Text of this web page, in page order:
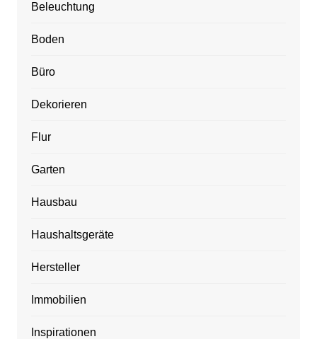
Beleuchtung
Boden
Büro
Dekorieren
Flur
Garten
Hausbau
Haushaltsgeräte
Hersteller
Immobilien
Inspirationen